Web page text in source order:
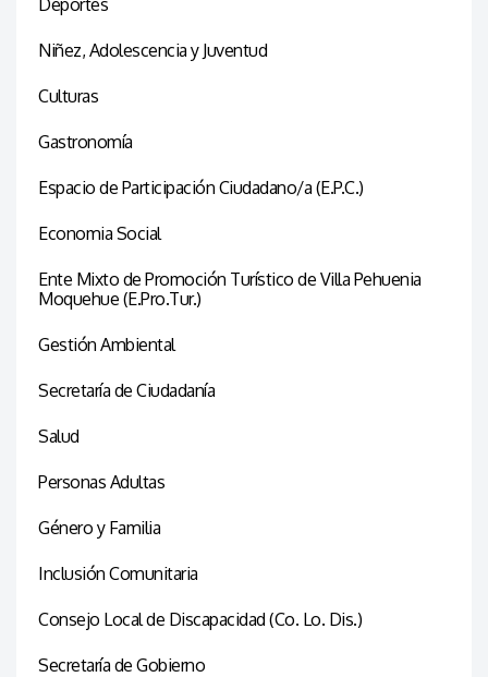
Deportes
Niñez, Adolescencia y Juventud
Culturas
Gastronomía
Espacio de Participación Ciudadano/a (E.P.C.)
Economia Social
Ente Mixto de Promoción Turístico de Villa Pehuenia
Moquehue (E.Pro.Tur.)
Gestión Ambiental
Secretaría de Ciudadanía
Salud
Personas Adultas
Género y Familia
Inclusión Comunitaria
Consejo Local de Discapacidad (Co. Lo. Dis.)
Secretaría de Gobierno